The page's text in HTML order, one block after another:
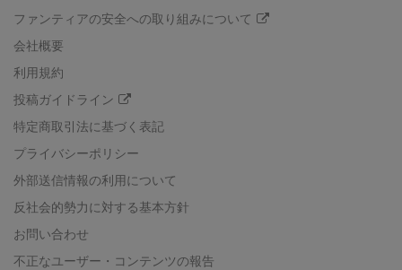
ファンティアの安全への取り組みについて
会社概要
利用規約
投稿ガイドライン
特定商取引法に基づく表記
プライバシーポリシー
外部送信情報の利用について
反社会的勢力に対する基本方針
お問い合わせ
不正なユーザー・コンテンツの報告